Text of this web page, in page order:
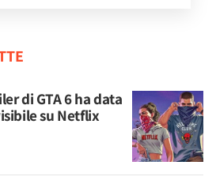
di GTA 6 ha data
su Netflix